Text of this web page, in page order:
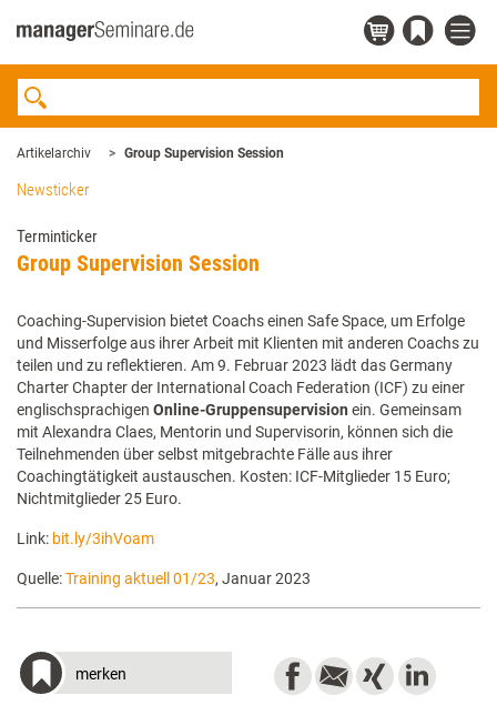
Artikelarchiv Group Supervision Session
Newsticker
Terminticker
Group Supervision Session
Coaching-Supervision bietet Coachs einen Safe Space, um Erfolge
und Misserfolge aus ihrer Arbeit mit Klienten mit anderen Coachs zu
teilen und zu reflektieren. Am 9. Februar 2023 lädt das Germany
Charter Chapter der International Coach Federation (ICF) zu einer
englischsprachigen Online-Gruppensupervision ein. Gemeinsam
mit Alexandra Claes, Mentorin und Supervisorin, können sich die
Teilnehmenden über selbst mitgebrachte Fälle aus ihrer
Coachingtätigkeit austauschen. Kosten: ICF-Mitglieder 15 Euro;
Nichtmitglieder 25 Euro.
Link: bit.ly/3ihVoam
Quelle:Training aktuell 01/23, Januar 2023
merken